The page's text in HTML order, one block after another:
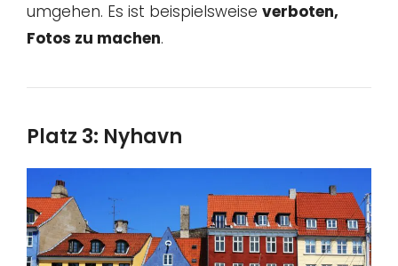
umgehen. Es ist beispielsweise verboten,
Fotos zu machen.
Platz 3: Nyhavn